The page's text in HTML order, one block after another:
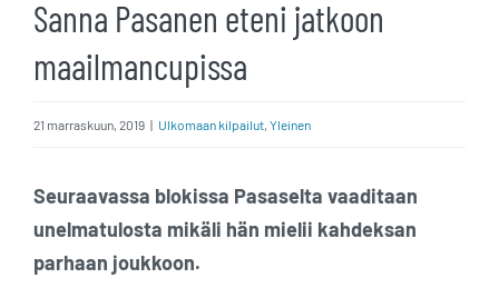
Sanna Pasanen eteni jatkoon
maailmancupissa
21 marraskuun, 2019 | Ulkomaan kilpailut, Yleinen
Seuraavassa blokissa Pasaselta vaaditaan
unelmatulosta mikäli hän mielii kahdeksan
parhaan joukkoon.